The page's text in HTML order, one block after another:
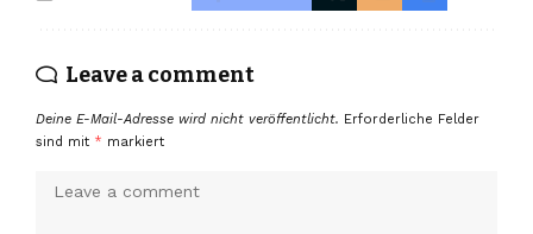
Leave a comment
Deine E-Mail-Adresse wird nicht veröffentlicht. Erforderliche Felder
sind mit * markiert